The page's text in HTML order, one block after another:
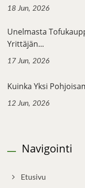
18 Jun, 2026
Unelmasta
Yrittäjän...
17 Jun, 2026
Kuinka Yksi
12 Jun, 2026
Navigointi
Etusivu